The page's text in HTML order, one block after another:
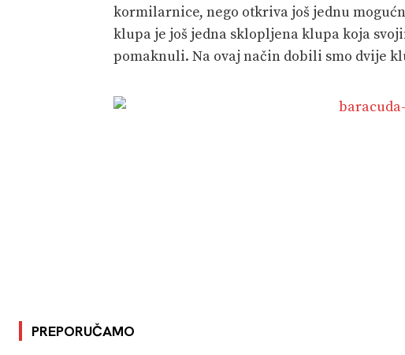
kormilarnice, nego otkriva još jednu
klupa je još jedna sklopljena klupa koja
pomaknuli. Na ovaj način dobili smo dvije
PREPORUČAMO